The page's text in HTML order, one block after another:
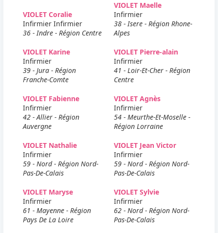
VIOLET Coralie
Infirmier Infirmier
36 - Indre - Région Centre
VIOLET Maelle
Infirmier
38 - Isere - Région Rhone-
Alpes
VIOLET Karine
Infirmier
39 - Jura - Région
Franche-Comte
VIOLET Pierre-alain
Infirmier
41 - Loir-Et-Cher - Région
Centre
VIOLET Fabienne
Infirmier
42 - Allier - Région
Auvergne
VIOLET Agnès
Infirmier
54 - Meurthe-Et-Moselle -
Région Lorraine
VIOLET Nathalie
Infirmier
59 - Nord - Région Nord-
Pas-De-Calais
VIOLET Jean Victor
Infirmier
59 - Nord - Région Nord-
Pas-De-Calais
VIOLET Maryse
Infirmier
61 - Mayenne - Région
Pays De La Loire
VIOLET Sylvie
Infirmier
62 - Nord - Région Nord-
Pas-De-Calais